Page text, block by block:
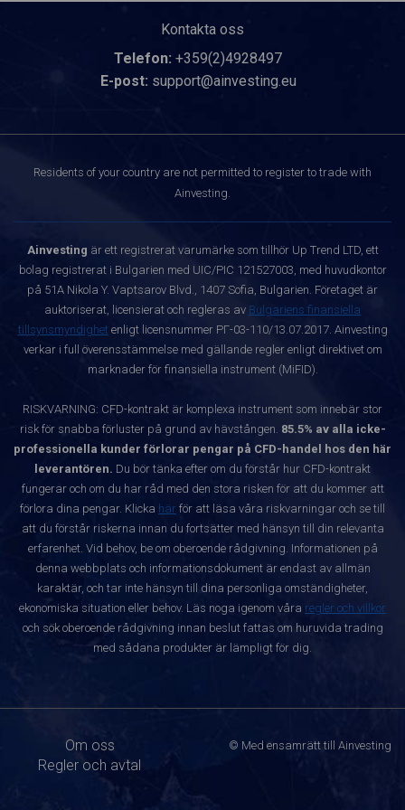
Kontakta oss
Telefon: +359(2)4928497
E-post: support@ainvesting.eu
Residents of your country are not permitted to register to trade with
Ainvesting.
Ainvesting är ett registrerat varumärke som tillhör Up Trend LTD, ett
bolag registrerat i Bulgarien med UIC/PIC 121527003, med huvudkontor
på 51A Nikola Y. Vaptsarov Blvd., 1407 Sofia, Bulgarien. Företaget är
auktoriserat, licensierat och regleras av Bulgariens finansiella
tillsynsmyndighetenligt licensnummer РГ-03-110/13.07.2017. Ainvesting
verkar i full överensstämmelse med gällande regler enligt direktivet om
marknader för finansiella instrument (MiFID).
RISKVARNING: CFD-kontrakt är komplexa instrument som innebär stor
risk för snabba förluster på grund av hävstången. 85.5% av alla icke-
professionella kunder förlorar pengar på CFD-handel hos den här
leverantören. Du bör tänka efter om du förstår hur CFD-kontrakt
fungerar och om du har råd med den stora risken för att du kommer att
förlora dina pengar. Klicka här för att läsa våra riskvarningar och se till
att du förstår riskerna innan du fortsätter med hänsyn till din relevanta
erfarenhet. Vid behov, be om oberoende rådgivning. Informationen på
denna webbplats och informationsdokument är endast av allmän
karaktär, och tar inte hänsyn till dina personliga omständigheter,
ekonomiska situation eller behov. Läs noga igenom våra regler och villkor
och sök oberoende rådgivning innan beslut fattas om huruvida trading
med sådana produkter är lämpligt för dig.
Om oss
Regler och avtal
© Med ensamrätt till Ainvesting